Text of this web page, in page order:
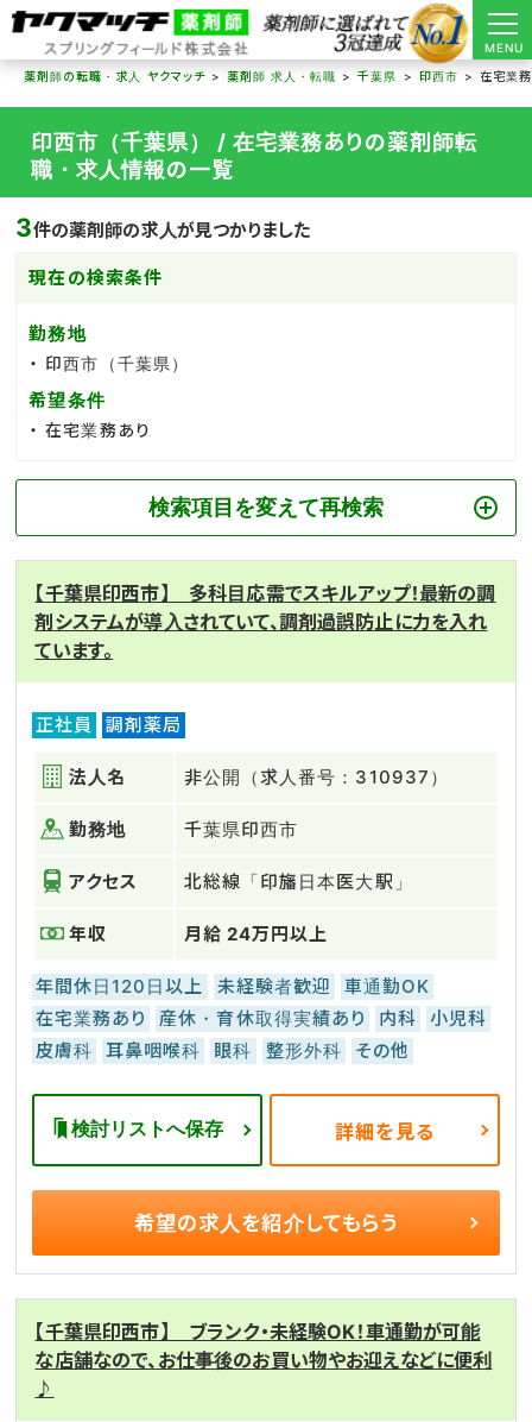
MENU
薬剤師の転職・求人 ヤクマッチ
薬剤師 求人・転職 千葉県 印西市 在宅業
印西市（千葉県） / 在宅業務ありの薬剤師転
職・求人情報の一覧
3件の薬剤師の求人が見つかりました
現在の検索条件
勤務地
印西市（千葉県）
希望条件
在宅業務あり
検索項目を変えて再検索
【千葉県印西市】 多科目応需でスキルアップ！最新の調
剤システムが導入されていて、調剤過誤防止に力を入れ
ています。
正社員 調剤薬局
法人名 非公開（求人番号：310937）
勤務地 千葉県印西市
アクセス 北総線「印旛日本医大駅」
年収 月給 24万円以上
年間休日120日以上 未経験者歓迎
車通勤OK
在宅業務あり
産休・育休取得実績あり 内科
小児科
皮膚科
耳鼻咽喉科 眼科 整形外科 その他
検討リストへ保存 詳細を見る
希望の求人を紹介してもらう
【千葉県印西市】 ブランク・未経験OK！車通勤が可能
な店舗なので、お仕事後のお買い物やお迎えなどに便利
♪